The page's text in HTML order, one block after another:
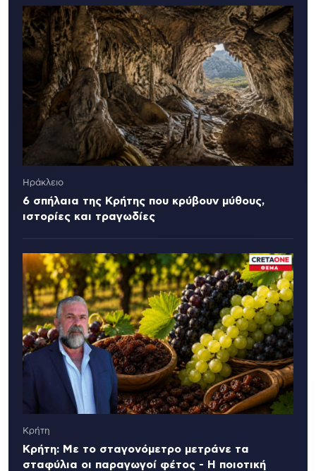
Ηράκλειο
6 σπήλαια της Κρήτης που κρύβουν μύθους,
ιστορίες και τραγωδίες
Κρήτη
Κρήτη: Με το σταγονόμετρο μετράνε τα
σταφύλια οι παραγωγοί φέτος - Η ποιοτική